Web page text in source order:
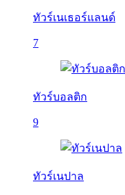
ทัวร์เนเธอร์แลนด์
7
ทัวร์บอลติก
9
ทัวร์เนปาล